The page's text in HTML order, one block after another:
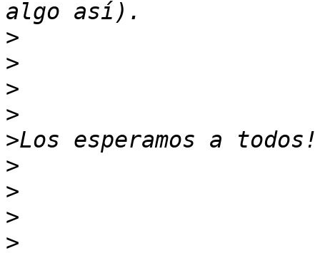
>
>
>
>
>
>
>
>
>